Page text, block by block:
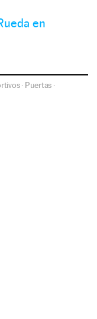
en
· Puertas ·